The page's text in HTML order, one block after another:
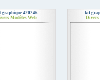
graphique 420246
Modèles Web
kit
Divers